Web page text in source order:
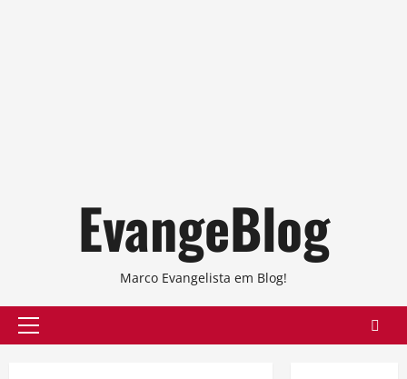
EvangeBlog
Marco Evangelista em Blog!
Primary